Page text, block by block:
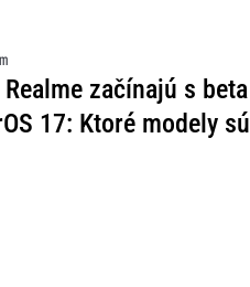
Realme začínajú s beta
17: Ktoré modely sú